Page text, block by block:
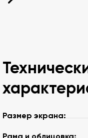
Размер экрана:
Рама и облицовка: